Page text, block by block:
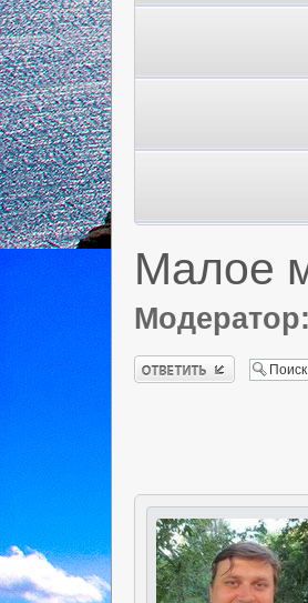
Малое
Модератор:
Ответить